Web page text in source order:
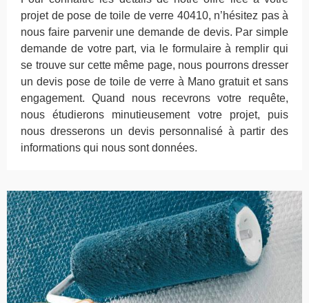
projet de pose de toile de verre 40410, n’hésitez pas à
nous faire parvenir une demande de devis. Par simple
demande de votre part, via le formulaire à remplir qui
se trouve sur cette même page, nous pourrons dresser
un devis pose de toile de verre à Mano gratuit et sans
engagement. Quand nous recevrons votre requête,
nous étudierons minutieusement votre projet, puis
nous dresserons un devis personnalisé à partir des
informations qui nous sont données.